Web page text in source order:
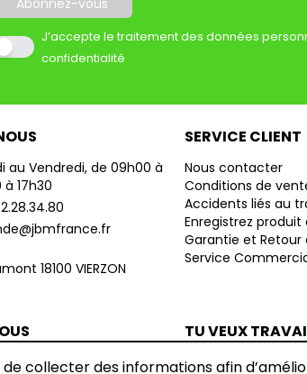
Abonnez-vous
J’accepte le traitement des données
confidentialité
au Vendredi, de 09h00 à
à 17h30
18100 VIERZON
SERVICE CLIENT
Nous contacter
Conditions de
Accidents liés au
Enregistrez produit
Garantie et Retour
Service
TU VEUX
collecter des informations afin